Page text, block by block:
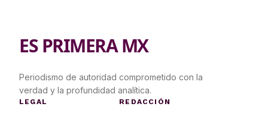
ES PRIMERA MX
Periodismo de autoridad comprometido con la
verdad y la profundidad analítica.
LEGAL REDACCIÓN